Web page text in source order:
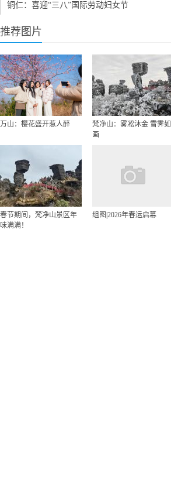
铜仁：喜迎“三八”国际劳动妇女节
推荐图片
万山：樱花盛开惹人醉
梵净山：雾凇沐金 雪霁如
画
春节期间，梵净山景区年
味满满！
组图|2026年春运启幕